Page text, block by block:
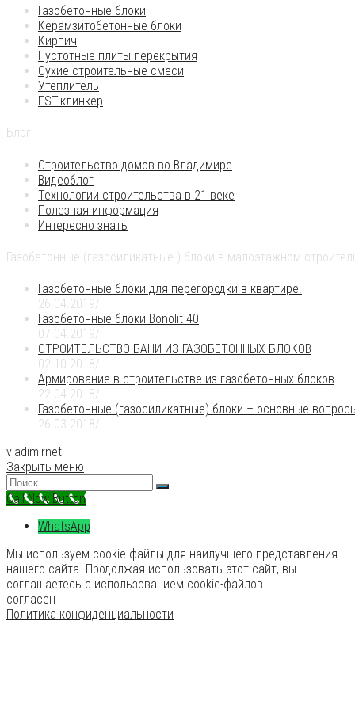
Газобетонные блоки
Керамзитобетонные блоки
Кирпич
Пустотные плиты перекрытия
Сухие строительные смеси
Утеплитель
FST-клинкер
Блог
Строительство домов во Владимире
Видеоблог
Технологии строительства в 21 веке
Полезная информация
Интересно знать
Газобетонные (газосиликатные ) блоки в малоэтажном
Газобетонные блоки для перегородки в квартире.
26.04.2019/
Газобетонные блоки Bonolit 40
07.04.2019/
СТРОИТЕЛЬСТВО БАНИ ИЗ ГАЗОБЕТОННЫХ БЛОКОВ
02.10.2018/
Армирование в строительстве из газобетонных блоков
22.04.2018/
Газобетонные (газосиликатные) блоки – основные
26.03.2018/
vladimirnet
Закрыть меню
Call Now Button
WhatsApp
Мы используем cookie-файлы для наилучшего представления
нашего сайта. Продолжая использовать этот сайт, вы
соглашаетесь с использованием cookie-файлов.
согласен
Политика конфиденциальности